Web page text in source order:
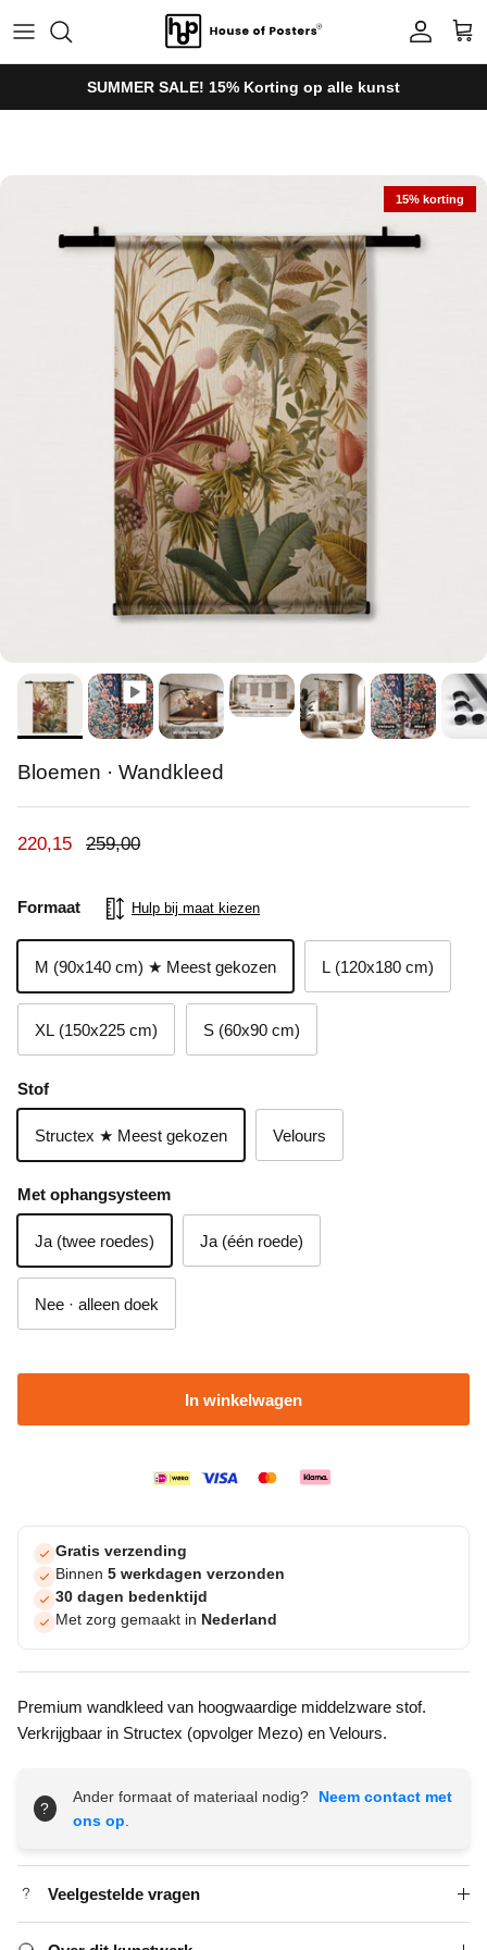
Account
SUMMER SALE! 15% Korting op alle kunst
15% korting
Bloemen · Wandkleed
Verkoopprijs
220,15 Reguliere prijs
259,00
Formaat Hulp bij maat kiezen
M (90x140 cm) ★ Meest gekozen L (120x180 cm)
XL (150x225 cm) S (60x90 cm)
Stof
Structex ★ Meest gekozen Velours
Met ophangsysteem
Ja (twee roedes) Ja (één roede)
Nee · alleen doek
In winkelwagen
Gratis verzending
Binnen 5 werkdagen verzonden
30 dagen bedenktijd
Met zorg gemaakt in Nederland
Premium wandkleed van hoogwaardige middelzware stof.
Verkrijgbaar in Structex (opvolger Mezo) en Velours.
?
Ander formaat of materiaal nodig?
Neem contact met
ons op.
Veelgestelde vragen